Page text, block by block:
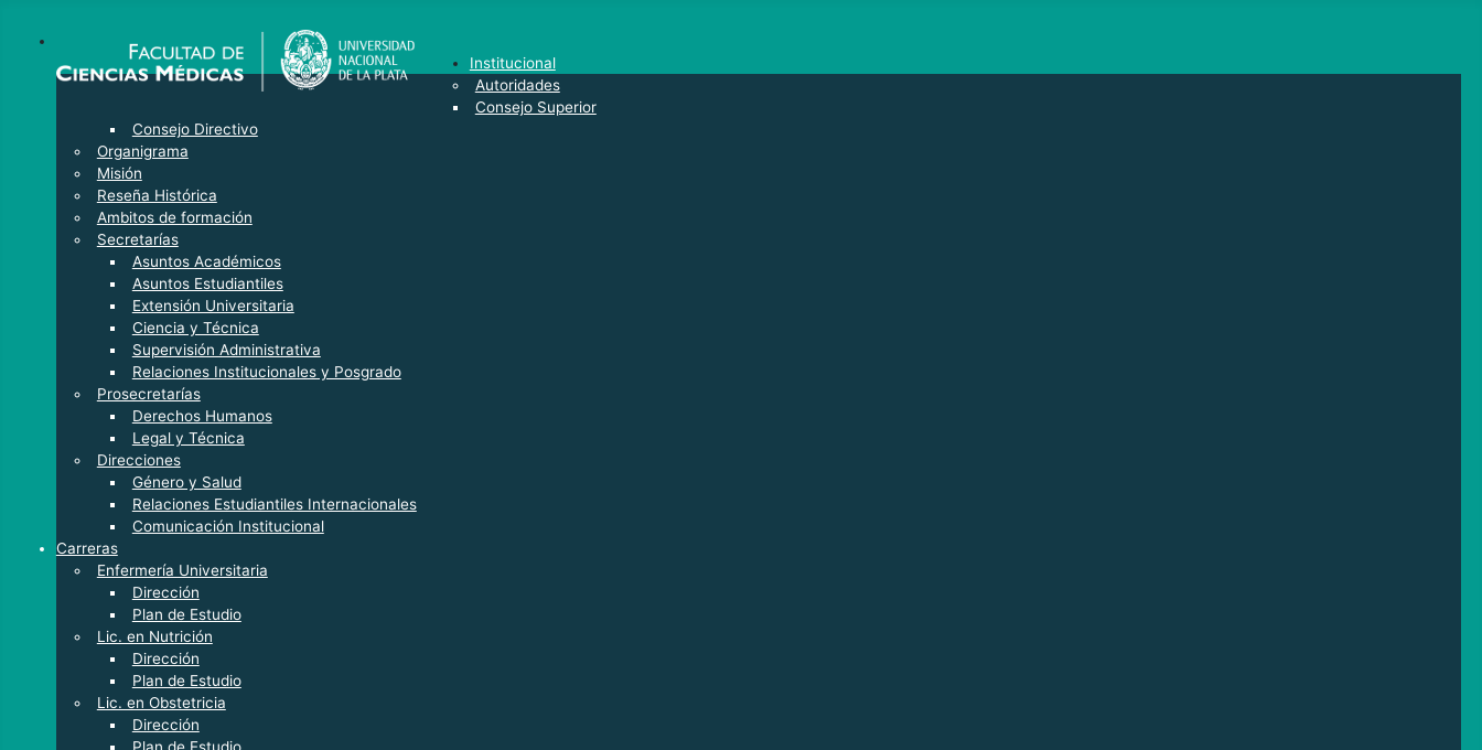
Institucional
Autoridades
Consejo Superior
Consejo Directivo
Organigrama
Misión
Reseña Histórica
Ambitos de formación
Secretarías
Asuntos Académicos
Asuntos Estudiantiles
Extensión Universitaria
Ciencia y Técnica
Supervisión Administrativa
Relaciones Institucionales y Posgrado
Prosecretarías
Derechos Humanos
Legal y Técnica
Direcciones
Género y Salud
Relaciones Estudiantiles Internacionales
Comunicación Institucional
Carreras
Enfermería Universitaria
Dirección
Plan de Estudio
Lic. en Nutrición
Dirección
Plan de Estudio
Lic. en Obstetricia
Dirección
Plan de Estudio